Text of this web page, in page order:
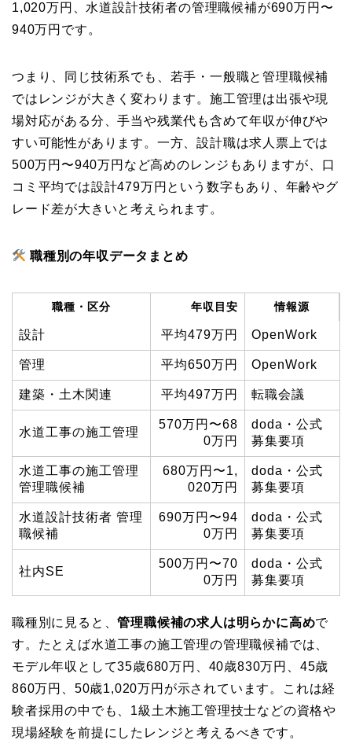
1,020万円、水道設計技術者の管理職候補が690万円〜
940万円です。
つまり、同じ技術系でも、若手・一般職と管理職候補
ではレンジが大きく変わります。施工管理は出張や現
場対応がある分、手当や残業代も含めて年収が伸びや
すい可能性があります。一方、設計職は求人票上では
500万円〜940万円など高めのレンジもありますが、口
コミ平均では設計479万円という数字もあり、年齢やグ
レード差が大きいと考えられます。
職種別の年収データまとめ
職種・区分 年収目安 情報源
設計 平均479万円 OpenWork
管理 平均650万円 OpenWork
建築・土木関連 平均497万円 転職会議
水道工事の施工管理
570万円〜68
0万円
doda・公式
募集要項
水道工事の施工管理
管理職候補
680万円〜1,
020万円
doda・公式
募集要項
水道設計技術者 管理
職候補
690万円〜94
0万円
doda・公式
募集要項
社内SE
500万円〜70
0万円
doda・公式
募集要項
職種別に見ると、管理職候補の求人は明らかに高めで
す。たとえば水道工事の施工管理の管理職候補では、
モデル年収として35歳680万円、40歳830万円、45歳
860万円、50歳1,020万円が示されています。これは経
験者採用の中でも、1級土木施工管理技士などの資格や
現場経験を前提にしたレンジと考えるべきです。